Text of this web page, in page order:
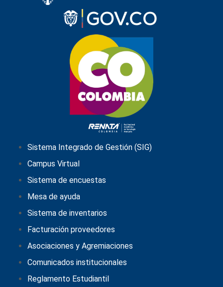
Sistema Integrado de Gestión (SIG)
Campus Virtual
Sistema de encuestas
Mesa de ayuda
Sistema de inventarios
Facturación proveedores
Asociaciones y Agremiaciones
Comunicados institucionales
Reglamento Estudiantil